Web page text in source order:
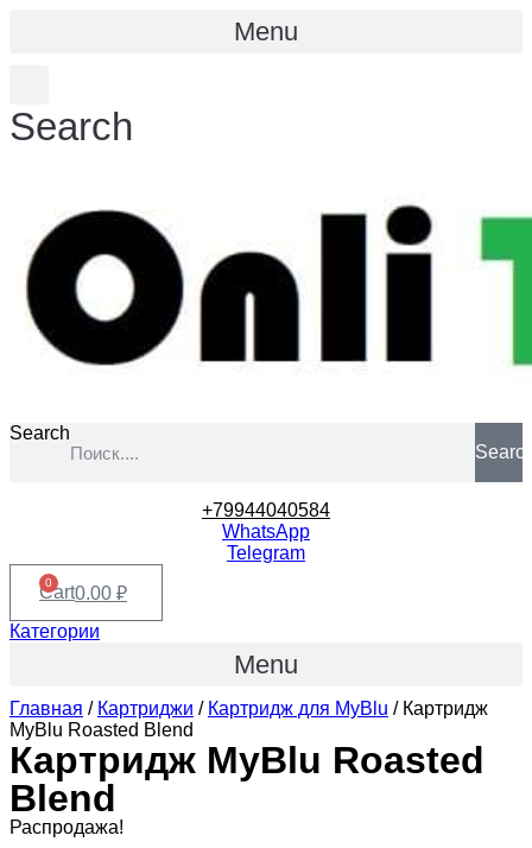
Menu
Search
Search
+79944040584
WhatsApp
Telegram
0.00 ₽
0
Cart
Категории
Menu
Главная / Картриджи / Картридж для MyBlu / Картридж
MyBlu Roasted Blend
Картридж MyBlu Roasted
Blend
Распродажа!